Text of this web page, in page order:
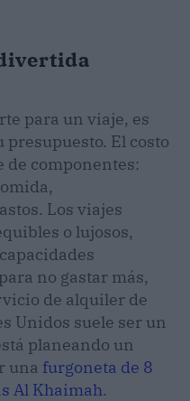
para un viaje, es
El costo
de componentes:
Los viajes
o lujosos,
no gastar más,
de alquiler de
Unidos suele ser un
planeando un
una furgoneta de 8
Al Khaimah.